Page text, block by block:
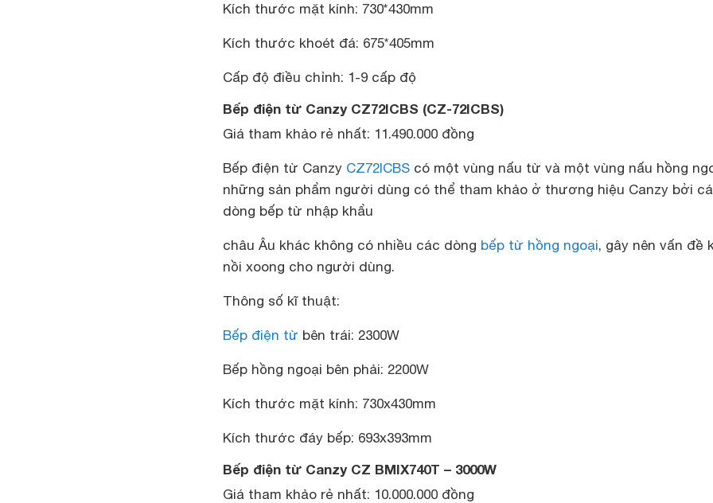
Kích thước mặt kính: 730*430mm
Kích thước khoét đá: 675*405mm
Cấp độ điều chỉnh: 1-9 cấp độ
Bếp điện từ Canzy CZ72ICBS (CZ-72ICBS)
Giá tham khảo rẻ nhất: 11.490.000 đồng
Bếp điện từ Canzy CZ72ICBS có một vùng nấu từ và một vùng nấu hồng
những sản phẩm người dùng có thể tham khảo ở thương hiệu Canzy bởi
dòng bếp từ nhập khẩu
châu Âu khác không có nhiều các dòng bếp từ hồng ngoại, gây nên vấn đề
nồi xoong cho người dùng.
Thông số kĩ thuật:
Bếp điện từ bên trái: 2300W
Bếp hồng ngoại bên phải: 2200W
Kích thước mặt kính: 730x430mm
Kích thước đáy bếp: 693x393mm
Bếp điện từ Canzy CZ BMIX740T – 3000W
Giá tham khảo rẻ nhất: 10.000.000 đồng